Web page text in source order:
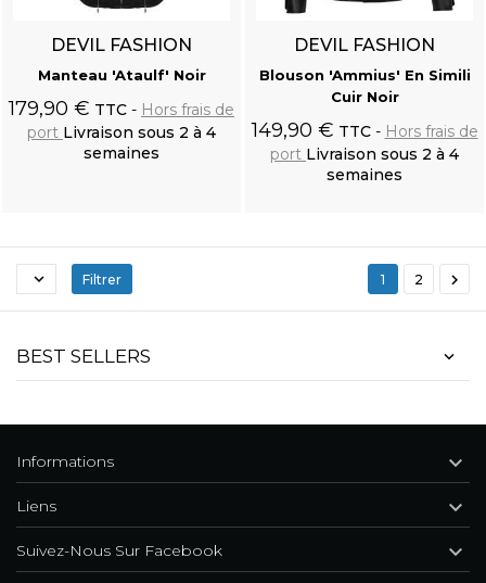
BEST SELLERS
DEVIL FASHION
Manteau 'Ataulf' Noir
179,90 € TTC
Hors frais de
port Livraison sous 2 à 4
semaines
DEVIL FASHION
Blouson 'Ammius' En Simili
Cuir Noir
149,90 € TTC
Hors frais de
port Livraison sous 2 à 4
semaines
 Filtrer 1 2 
Informations 
Liens 
Suivez-Nous Sur Facebook 